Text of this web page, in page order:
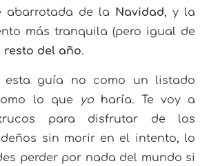
abarrotada de la Navidad, y la
más tranquila (pero igual de
resto del año.
esta guía no como un listado
lo que
yo haría. Te voy a
para disfrutar de los
sin morir en el intento, lo
perder por nada del mundo si